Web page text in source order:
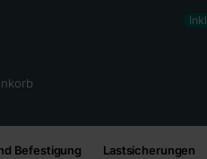
Inkl.
Befestigung Lastsicherungen